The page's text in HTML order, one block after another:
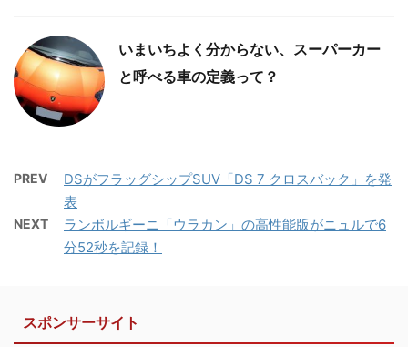
いまいちよく分からない、スーパーカー
と呼べる車の定義って？
PREV
DSがフラッグシップSUV「DS 7 クロスバック」を発
表
NEXT
ランボルギーニ「ウラカン」の高性能版がニュルで6
分52秒を記録！
スポンサーサイト